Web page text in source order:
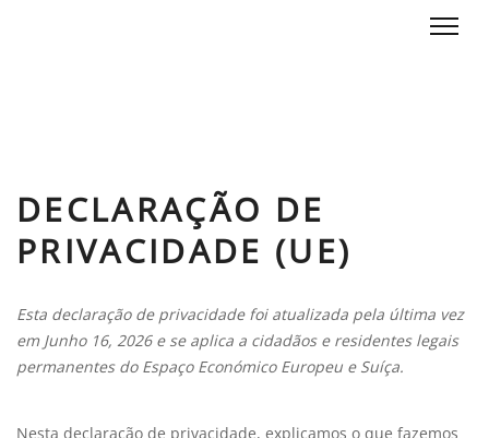
DECLARAÇÃO DE
PRIVACIDADE (UE)
Esta declaração de privacidade foi atualizada pela última vez
em Junho 16, 2026 e se aplica a cidadãos e residentes legais
permanentes do Espaço Económico Europeu e Suíça.
Nesta declaração de privacidade, explicamos o que fazemos